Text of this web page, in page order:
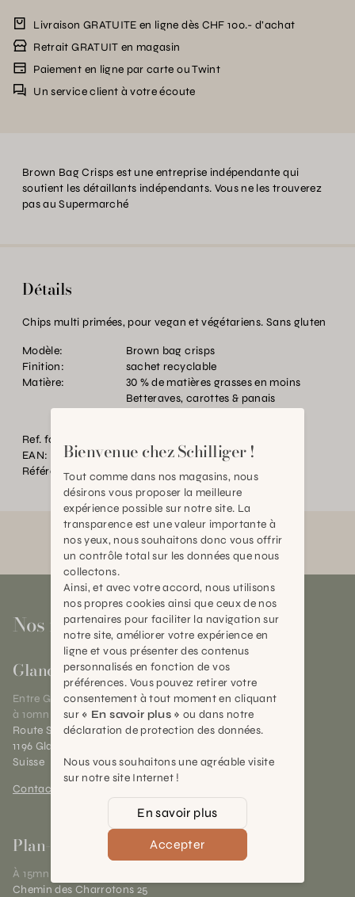
Livraison GRATUITE en ligne dès CHF 100.- d’achat
Retrait GRATUIT en magasin
Paiement en ligne par carte ou Twint
Un service client à votre écoute
Brown Bag Crisps est une entreprise indépendante qui
soutient les détaillants indépendants. Vous ne les trouverez
pas au Supermarché
Détails
Chips multi primées, pour vegan et végétariens. Sans gluten
Modèle:
Brown bag crisps
Finition:
sachet recyclable
Matière:
30 % de matières grasses en moins
Betteraves, carottes & panais
Ref. fournisseur:
EAN:
2000000619157
Référence:
BT.P95144.0000.0000.0000
Nos magasins
Gland
Entre Genève et Lausanne,
à 10mn de Nyon
Route Suisse 40
1196 Gland (VD)
Suisse
Contact et horaires
Plan-les-Ouates
À 15mn du centre de Genève
Chemin des Charrotons 25
Bienvenue chez Schilliger !
Tout comme dans nos magasins, nous
désirons vous proposer la meilleure
expérience possible sur notre site. La
transparence est une valeur importante à
nos yeux, nous souhaitons donc vous offrir
un contrôle total sur les données que nous
collectons.
Ainsi, et avec votre accord, nous utilisons
nos propres cookies ainsi que ceux de nos
partenaires pour faciliter la navigation sur
notre site, améliorer votre expérience en
ligne et vous présenter des contenus
personnalisés en fonction de vos
préférences. Vous pouvez retirer votre
consentement à tout moment en cliquant
sur « En savoir plus » ou dans notre
déclaration de protection des données.
Nous vous souhaitons une agréable visite
sur notre site Internet !
En savoir plus
Accepter